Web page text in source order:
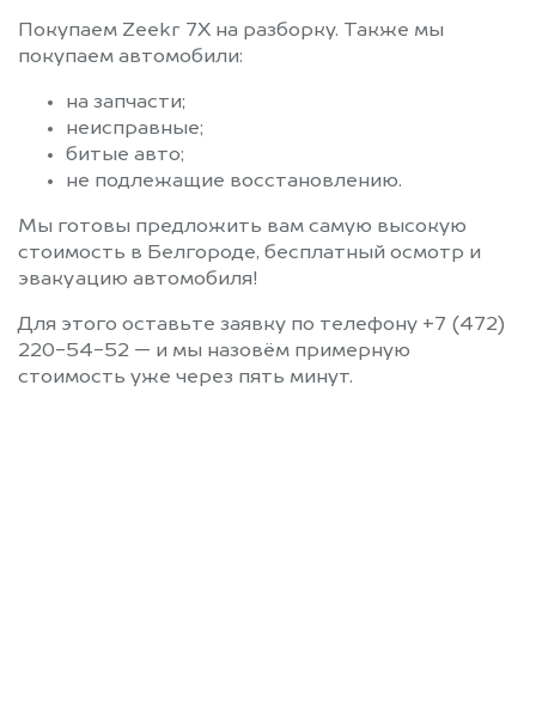
Покупаем Zeekr 7X на разборку. Также мы
покупаем автомобили:
на запчасти;
неисправные;
битые авто;
не подлежащие восстановлению.
Мы готовы предложить вам самую высокую
стоимость в Белгороде, бесплатный осмотр и
эвакуацию автомобиля!
Для этого оставьте заявку по телефону +7 (472)
220-54-52 — и мы назовём примерную
стоимость уже через пять минут.